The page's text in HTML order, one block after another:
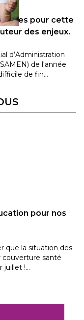
pour cette
des enjeux.
d’Administration
de l'année
de fin…
pour nos
que la situation des
couverture santé
juillet !…